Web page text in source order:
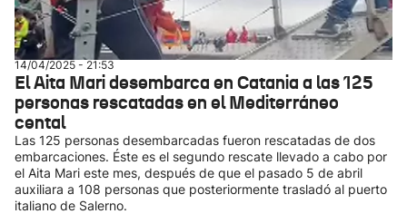
14/04/2025 - 21:53
El Aita Mari desembarca en Catania a las 125
personas rescatadas en el Mediterráneo
cental
Las 125 personas desembarcadas fueron rescatadas de dos
embarcaciones. Éste es el segundo rescate llevado a cabo por
el Aita Mari este mes, después de que el pasado 5 de abril
auxiliara a 108 personas que posteriormente trasladó al puerto
italiano de Salerno.